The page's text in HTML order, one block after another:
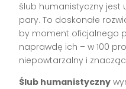
ślub humanistyczny jest
pary. To doskonałe
by moment oficjalnego
naprawdę ich – w 100
niepowtarzalny i
Ślub humanistyczny